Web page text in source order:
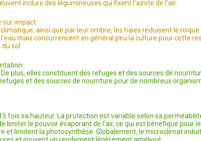
inclure des légumineuses qui fixent l'azote de l'air.
sur impact
ainsi que par leur ombre, les haies réduisent le
mais concurrencent en général peu la culture pour cette
sol.
plus, elles constituent des refuges et des sources de
et des sources de nourriture pour de nombreux
fois sa hauteur. La protection est variable selon sa
limiter le pouvoir évaporant de l'air, ce qui est bénéfique pour
et limitent la photosynthèse. Globalement, le microclimat